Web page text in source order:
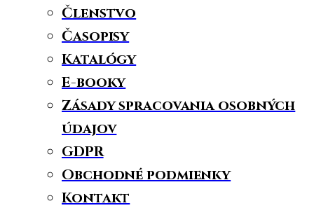
Členstvo
Časopisy
Katalógy
E-booky
Zásady spracovania osobných
údajov
GDPR
Obchodné podmienky
Kontakt